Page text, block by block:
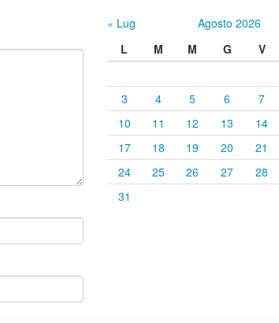
« Lug Agosto 2026
L
M M G V
3
4 5 6 7
10
11 12 13 14
17
18 19 20 21
24
25 26 27 28
31